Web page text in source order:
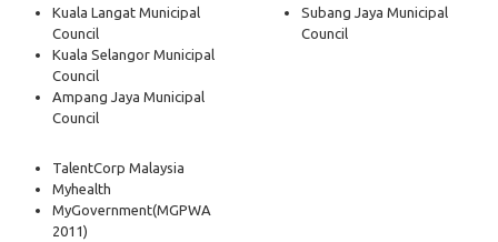
Kuala Langat Municipal
Council
Kuala Selangor Municipal
Council
Ampang Jaya Municipal
Council
Subang Jaya Municipal
Council
TalentCorp Malaysia
Myhealth
MyGovernment(MGPWA
2011)